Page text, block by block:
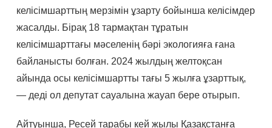
келісімшарттың мерзімін ұзарту бойынша келісімдер
жасалды. Бірақ 18 тармақтан тұратын
келісімшарттағы мәселенің бәрі экологияға ғана
байланысты болған. 2024 жылдың желтоқсан
айында осы келісімшартты тағы 5 жылға ұзарттық,
— деді ол депутат сауалына жауап бере отырып.
Айтуынша, Ресей тарабы кей жылы Қазақстанға